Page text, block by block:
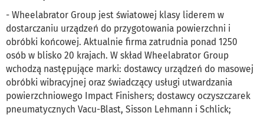
- Wheelabrator Group jest światowej klasy liderem w
dostarczaniu urządzeń do przygotowania powierzchni i
obróbki końcowej. Aktualnie firma zatrudnia ponad 1250
osób w blisko 20 krajach. W skład Wheelabrator Group
wchodzą następujące marki: dostawcy urządzeń do masowej
obróbki wibracyjnej oraz świadczący usługi utwardzania
powierzchniowego Impact Finishers; dostawcy oczyszczarek
pneumatycznych Vacu-Blast, Sisson Lehmann i Schlick;